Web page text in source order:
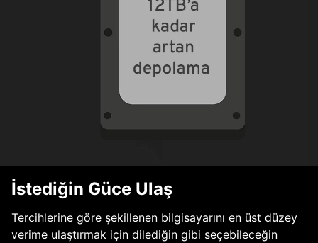
İstediğin Güce Ulaş
Tercihlerine göre şekillenen bilgisayarını en üst düzey
verime ulaştırmak için dilediğin gibi seçebileceğin